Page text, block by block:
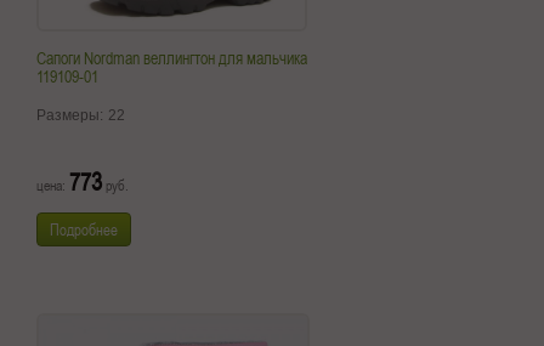
Сапоги Nordman веллингтон для мальчика
119109-01
Размеры: 22
цена: 773 руб.
Подробнее